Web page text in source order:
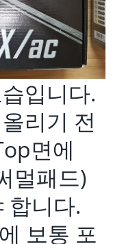
입니다.
리기 전
면에
멀패드)
합니다.
보통 포